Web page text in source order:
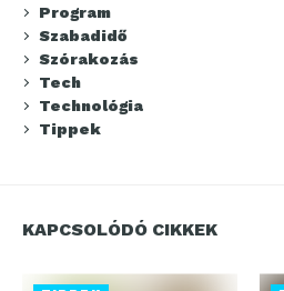
Program
Szabadidő
Szórakozás
Tech
Technológia
Tippek
KAPCSOLÓDÓ CIKKEK